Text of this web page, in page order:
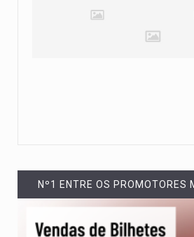
Nº1 ENTRE OS PROMOTORES